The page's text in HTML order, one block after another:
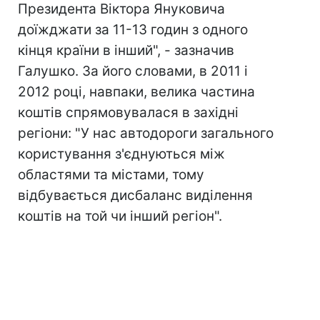
Президента Віктора Януковича
доїжджати за 11-13 годин з одного
кінця країни в інший", - зазначив
Галушко. За його словами, в 2011 і
2012 році, навпаки, велика частина
коштів спрямовувалася в західні
регіони: "У нас автодороги загального
користування з'єднуються між
областями та містами, тому
відбувається дисбаланс виділення
коштів на той чи інший регіон".